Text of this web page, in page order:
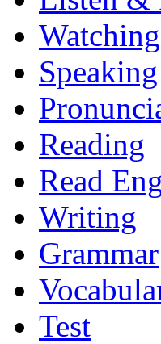
Watching
Speaking
Reading
Read
Writing
Grammar
Test